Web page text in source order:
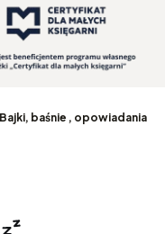
Bajki, baśnie , opowiadania